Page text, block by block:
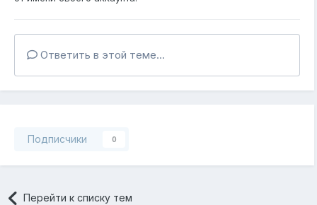
Ответить в этой теме...
Подписчики 0
Перейти к списку тем